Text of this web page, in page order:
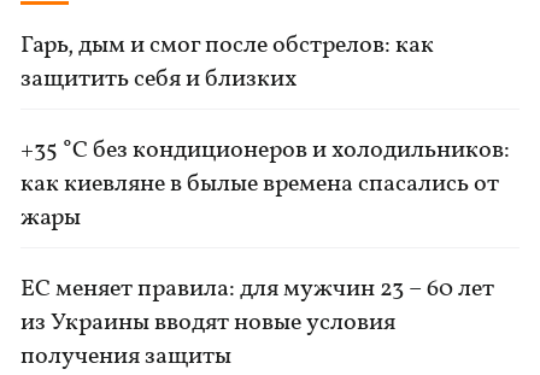
Гарь, дым и смог после обстрелов: как
защитить себя и близких
+35 °C без кондиционеров и холодильников:
как киевляне в былые времена спасались от
жары
ЕС меняет правила: для мужчин 23 – 60 лет
из Украины вводят новые условия
получения защиты